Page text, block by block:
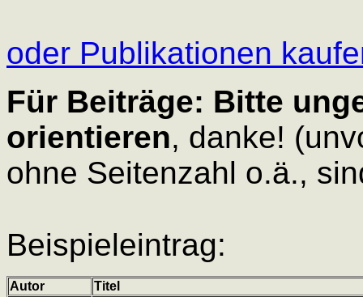
oder Publikationen
Für Beiträge: Bitte
orientieren, danke!
ohne Seitenzahl o.ä.,
Beispieleintrag:
Autor Titel